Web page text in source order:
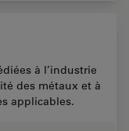
à l’industrie
des métaux et à
applicables.